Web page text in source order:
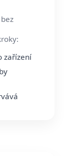
zařízení